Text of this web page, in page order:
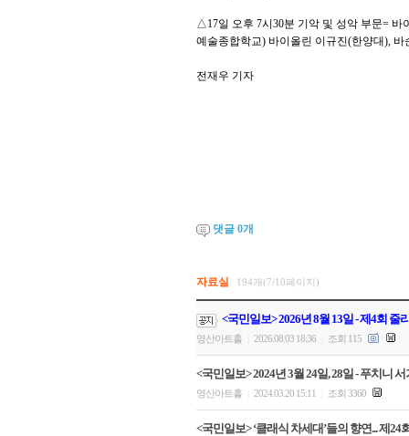
△17일 오후 7시30분 기악 및 성악 부문=
예술종합학교) 바이올린 이규진(한양대),
전재우 기자
댓글 0개
자료실 194개(7/10페이지)
<국민일보> 2026년 8월 13일 - 제4회
영산아트홀 2026.08.03 18:36 조회 115
<국민일보> 2024년 3월 24일, 28일 - 푸치니
영산아트홀 2024.03.20 15:11 조회 3360
<국민일보> ‘클래식 차세대’들의 향연... 제